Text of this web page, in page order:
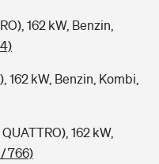
162 kW, Benzin,
162 kW, Benzin, Kombi,
162 kW,
766)